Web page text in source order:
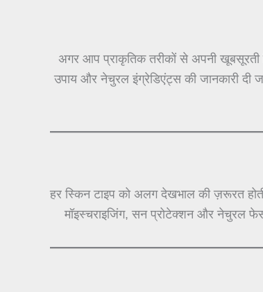
अगर आप प्राकृतिक तरीकों से अपनी
उपाय और नेचुरल इंग्रेडिएंट्स की जानकारी दी
हर स्किन टाइप को अलग देखभाल की ज़रूरत
मॉइस्चराइजिंग, सन प्रोटेक्शन और नेचुरल